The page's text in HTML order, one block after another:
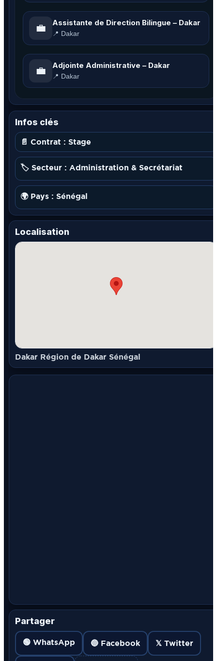
💼 Assistante de Direction Bilingue – Dakar
📍 Dakar
💼 Adjointe Administrative – Dakar
📍 Dakar
Infos clés
📄 Contrat : Stage
🏷️ Secteur : Administration & Secrétariat
🌍 Pays : Sénégal
Localisation
Dakar Région de Dakar Sénégal
Partager
🟢 WhatsApp 🔵 Facebook 𝕏 Twitter